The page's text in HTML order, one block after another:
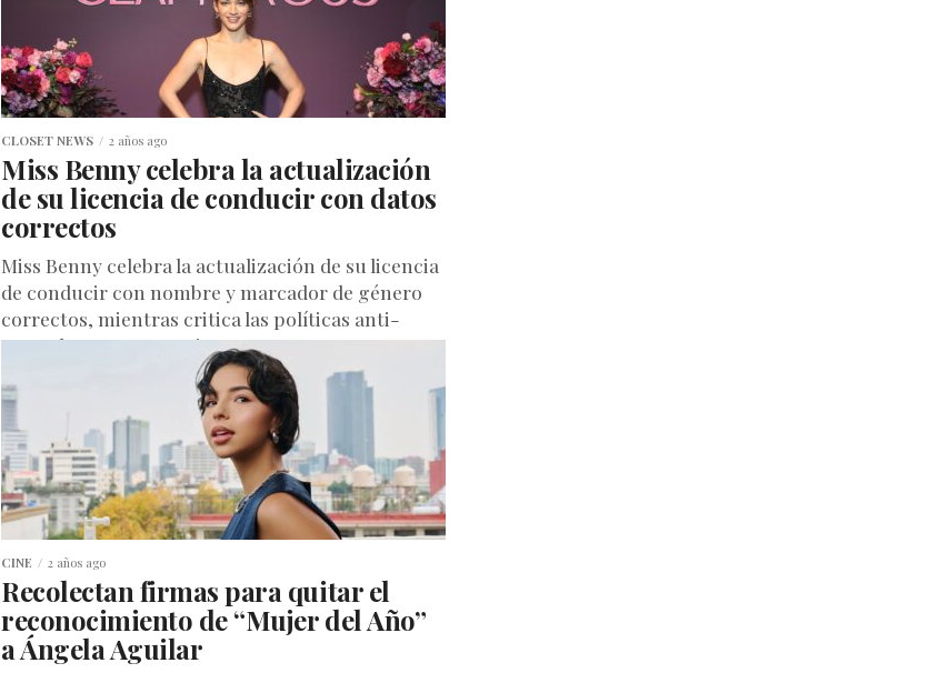
CLOSET NEWS 2 años ago
Miss Benny celebra la actualización
de su licencia de conducir con datos
correctos
Miss Benny celebra la actualización de su licencia
de conducir con nombre y marcador de género
correctos, mientras critica las políticas anti-
trans de Texas La actriz,...
CINE 2 años ago
Recolectan firmas para quitar el
reconocimiento de “Mujer del Año”
a Ángela Aguilar